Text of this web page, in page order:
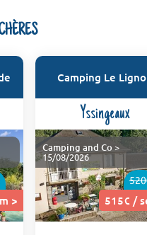
>
Camping Le
Yssingeaux
515€ /
Camping and Co >
15/08/2026